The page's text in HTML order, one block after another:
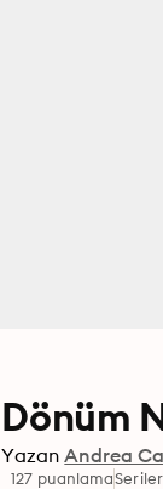
Dönüm
Yazan Andrea
127 puanlamaSeriler